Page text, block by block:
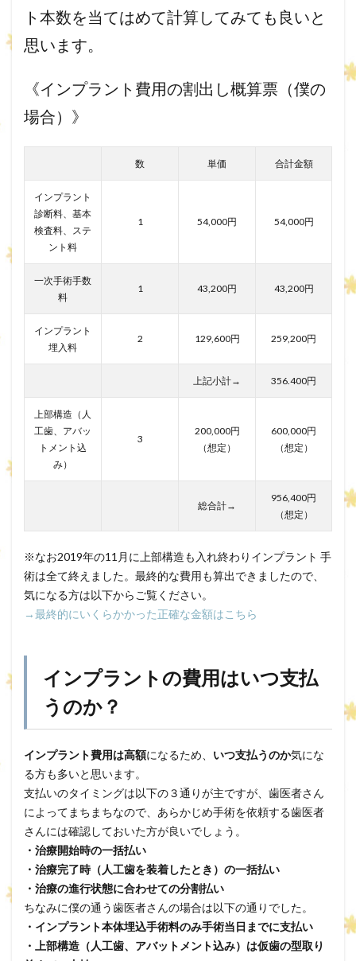
ト本数を当てはめて計算してみても良いと
思います。
《インプラント費用の割出し概算票（僕の
場合）》
数 単価 合計金額
インプラント
診断料、基本
検査料、ステ
ント料
1 54,000円 54,000円
一次手術手数
料
1 43,200円 43,200円
インプラント
埋入料
2 129,600円 259,200円
上記小計→ 356.400円
上部構造（人
工歯、アバッ
トメント込
み）
3
200,000円
（想定）
600,000円
（想定）
総合計→
956,400円
（想定）
※なお2019年の11月に上部構造も入れ終わりインプラント 手
術は全て終えました。最終的な費用も算出できましたので、
気になる方は以下からご覧ください。
→最終的にいくらかかった正確な金額はこちら
インプラントの費用はいつ支払
うのか？
インプラント費用は高額になるため、 いつ支払うのか気にな
る方も多いと思います。
支払いのタイミングは以下の３通りが主ですが、歯医者さん
によってまちまちなので、あらかじめ手術を依頼する歯医者
さんには確認しておいた方が良いでしょう。
・治療開始時の一括払い
・治療完了時（人工歯を装着したとき）の一括払い
・治療の進行状態に合わせての分割払い
ちなみに僕の通う歯医者さんの場合は以下の通りでした。
・インプラント本体埋込手術料のみ手術当日までに支払い
・上部構造（人工歯、アバットメント込み）は仮歯の型取り